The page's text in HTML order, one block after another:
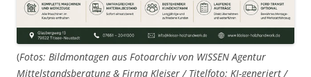
(Fotos: Bildmontagen aus Fotoarchiv von WISSEN Agentur
Mittelstandsberatung & Firma Kleiser / Titelfoto: KI-generiert /